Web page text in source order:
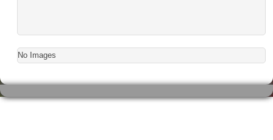
No Images